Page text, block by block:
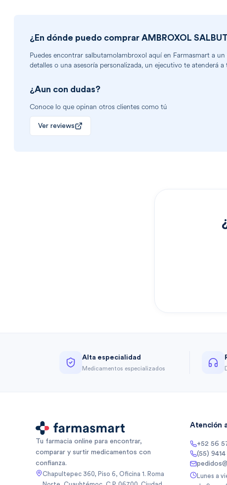
¿En dónde puedo comprar AMBROXOL
Puedes encontrar salbutamolambroxol aquí en Farmasmart a
detalles o una asesoría personalizada, un ejecutivo te atenderá a
¿Aun con dudas?
Conoce lo que opinan otros clientes como tú
Ver reviews
Alta especialidad
Medicamentos especializados
Tu farmacia online para encontrar,
comparar y surtir medicamentos con
confianza.
Chapultepec 360, Piso 6, Oficina 1. Roma
Atención
+52 56
(55) 9414
Lunes a